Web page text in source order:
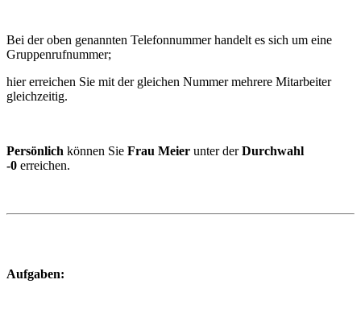
Bei der oben genannten Telefonnummer handelt es sich um eine
Gruppenrufnummer;
hier erreichen Sie mit der gleichen Nummer mehrere Mitarbeiter
gleichzeitig.
Persönlich können Sie Frau Meier unter derDurchwahl
-0 erreichen.
Aufgaben: